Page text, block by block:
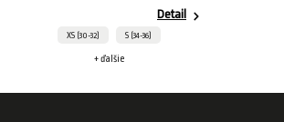
Detail
XS (30-32) S (34-36)
+ ďalšie